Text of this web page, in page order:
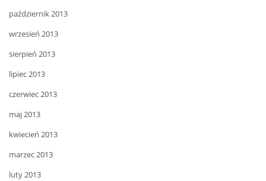
październik 2013
wrzesień 2013
sierpień 2013
lipiec 2013
czerwiec 2013
maj 2013
kwiecień 2013
marzec 2013
luty 2013